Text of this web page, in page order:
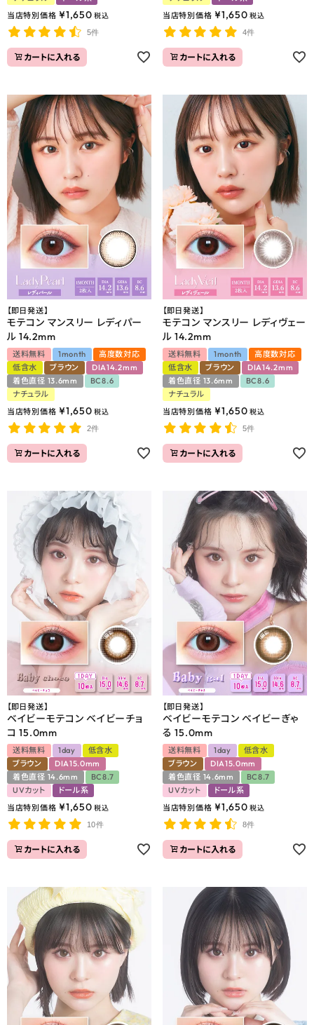
当店特別価格 ¥1,650 税込
5件
カートに入れる
当店特別価格 ¥1,650 税込
4件
カートに入れる
【即日発送】
モテコン マンスリー レディパー
ル 14.2mm
送料無料 1month
高度数対応
低含水
ブラウン
DIA14.2mm
着色直径 13.6mm
BC8.6
ナチュラル
当店特別価格 ¥1,650 税込
2件
カートに入れる
【即日発送】
モテコン マンスリー レディヴェー
ル 14.2mm
送料無料 1month
高度数対応
低含水
ブラウン
DIA14.2mm
着色直径 13.6mm
BC8.6
ナチュラル
当店特別価格 ¥1,650 税込
5件
カートに入れる
【即日発送】
ベイビーモテコン ベイビーチョ
コ 15.0mm
送料無料 1day
低含水
ブラウン
DIA15.0mm
着色直径 14.6mm
BC8.7
UVカット
ドール系
当店特別価格 ¥1,650 税込
10件
カートに入れる
【即日発送】
ベイビーモテコン ベイビーぎゃ
る 15.0mm
送料無料 1day
低含水
ブラウン
DIA15.0mm
着色直径 14.6mm
BC8.7
UVカット
ドール系
当店特別価格 ¥1,650 税込
8件
カートに入れる